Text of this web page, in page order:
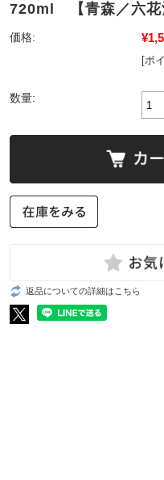
（新潟）
（新潟）
虎（新潟）
新潟）
（新潟）
盡たかちよ（新潟）
地酒
トビール
ろいろ
720ml 【青森／六花
価格:
[ポ
数量:
返品についての詳細はこちら